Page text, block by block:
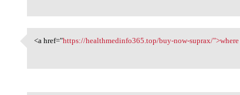
<a href="https:/
<a href="https://healthmedinfo365.top/buy-now-suprax/">where